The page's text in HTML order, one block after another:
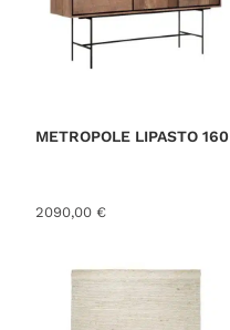
METROPOLE LIPASTO 160
2090,00 €